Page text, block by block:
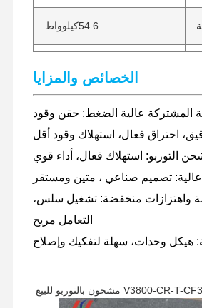
54.6كيلوواط
الخصائص والمزايا
المشتركة عالية الضغط: حقن وقود
احتراق فعال، استهلاك وقود أقل
التوربو: استهلاك فعال، أداء قوي
عالية: تصميم صناعي ، متين ومستقر
واهتزازات منخفضة: تشغيل سلس،
التعامل مريح
هيكل وحدات، سهلة لتفكيك وإصلاح